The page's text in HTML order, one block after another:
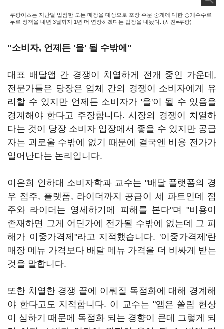
쿠팡이츠는 지난달 입점한 모든 매장을 대상으로 포장 주문 중개에 대한 중개수수료
무료 정책을 내년 3월까지 1년 더 연장하겠다는 입장을 내놨다. (사진=쿠팡)
"소비자, 언제든 '을' 될 수밖에"
대표 배달앱 간 경쟁이 치열하게 전개 중인 가운데,
전문가들은 당장은 업체 간의 경쟁이 소비자에게 유
리할 수 있지만 언제든 소비자가 '을'이 될 수 있음을
경계해야 한다고 주장합니다. 시장의 경쟁이 치열하
다는 것이 당장 소비자 입장에서 좋을 수 있지만 공급
자는 괴로울 수밖에 없기 때문에 결국엔 비용 전가가
일어난다는 논리입니다.
이은희 인하대 소비자학과 교수는 "배달 플랫폼의 경
우 점주, 플랫폼, 라이더까지 공급이 세 파트인데 점
주와 라이더는 영세하기에 피해를 본다"며 "비용이
존재하면 그게 어딘가에 전가될 수밖에 없는데 그 피
해가 이중가격제"라고 지적했습니다. '이중가격제'란
매장 메뉴 가격보다 배달 메뉴 가격을 더 비싸게 받는
것을 말합니다.
또한 치열한 경쟁 끝에 이뤄질 독점화에 대해 경계해
야 한다고도 지적합니다. 이 교수는 "앱은 쏠림 현상
이 심하기 때문에 독점화 되는 경향이 큰데 그렇게 되